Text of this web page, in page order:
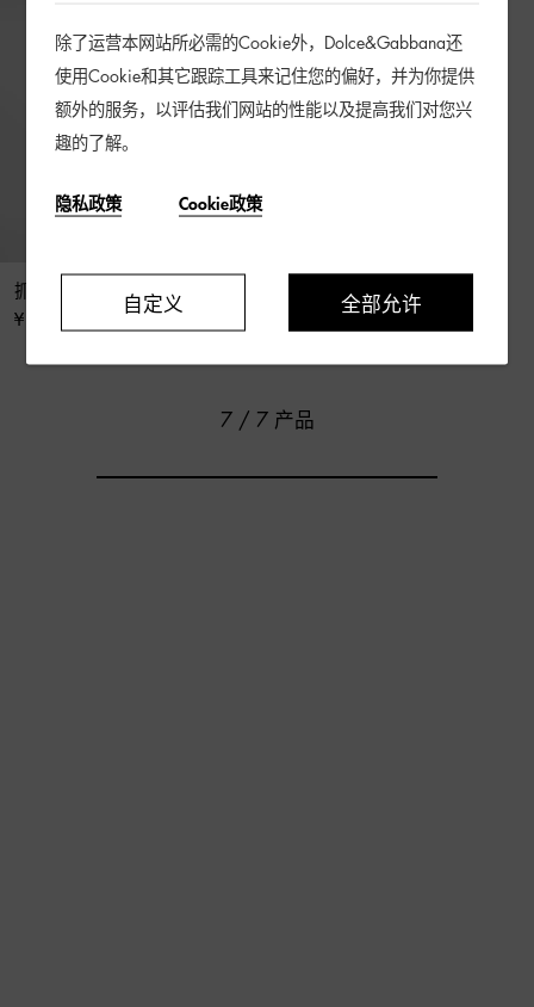
抓绒运动卫裤
¥ 2,800
7 / 7 产品
除了运营本网站所必需的Cookie外，Dolce&Gabbana还
使用Cookie和其它跟踪工具来记住您的偏好，并为你提供
额外的服务，以评估我们网站的性能以及提高我们对您兴
趣的了解。
隐私政策 Cookie政策
自定义 全部允许